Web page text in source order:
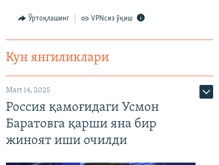
Ўртоқлашинг VPNсиз ўқиш
Кун янгиликлари
Mart 14, 2025
Россия қамоғидаги Усмон
Баратовга қарши яна бир
жиноят иши очилди